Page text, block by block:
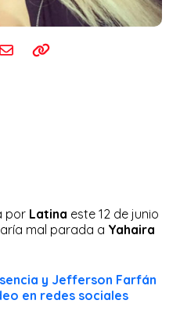
por Latina este 12 de junio
mal parada a Yahaira
y Jefferson Farfán
en redes sociales